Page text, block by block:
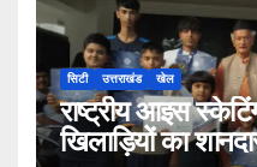
सिटी उत्तराखंड खेल
राष्ट्रीय आइस
खिलाड़ियों का